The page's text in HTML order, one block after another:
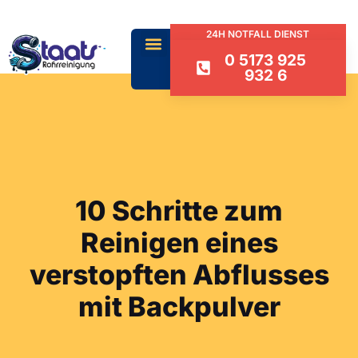
24H NOTFALL DIENST
0 5173 925
932 6
10 Schritte zum
Reinigen eines
verstopften Abflusses
mit Backpulver